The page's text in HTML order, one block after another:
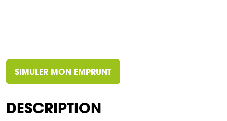
SIMULER MON EMPRUNT
DESCRIPTION